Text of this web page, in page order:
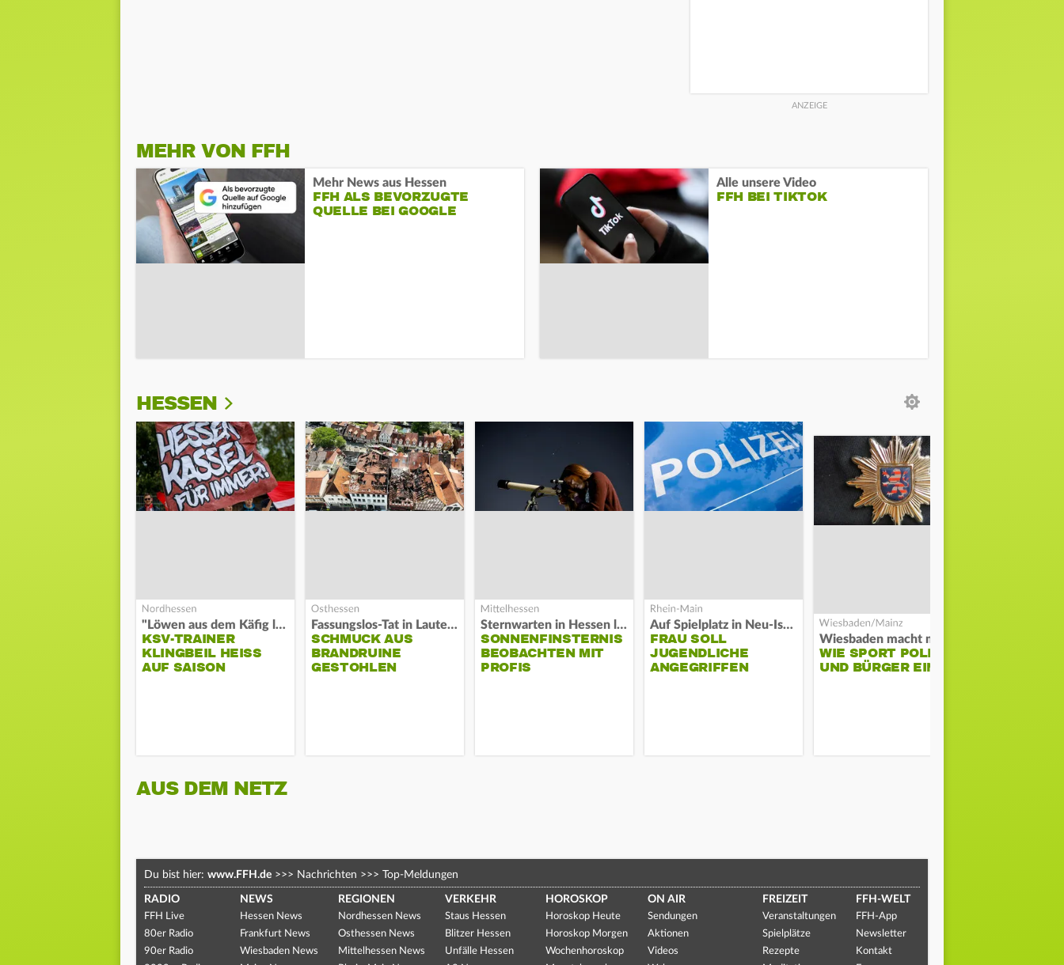
MEHR VON FFH
Mehr News aus Hessen
FFH ALS BEVORZUGTE
QUELLE BEI GOOGLE
Alle unsere Video
FFH BEI TIKTOK
HESSEN
"Löwen aus dem Käfig lassen"
KSV-TRAINER
KLINGBEIL HEISS A
UF SAISON
Fassungslos-Tat in Lauterbach
SCHMUCK AUS
BRANDRUINE
GESTOHLEN
Sternwarten in Hessen laden ein
SONNENFINSTERNIS
BEOBACHTEN MIT
PROFIS
Auf Spielplatz in Neu-Isenburg
FRAU SOLL
JUGENDLICHE
ANGEGRIFFEN
Wiesbaden macht mobil
WIE SPORT POLIZEI
UND BÜRGER EINT
AUS DEM NETZ
Du bist hier: www.FFH.de >>> Nachrichten >>> Top-Meldungen
RADIO
FFH Live
80er Radio
90er Radio
NEWS
Hessen News
Frankfurt News
Wiesbaden News
REGIONEN
Nordhessen News
Osthessen News
Mittelhessen News
VERKEHR
Staus Hessen
Blitzer Hessen
Unfälle Hessen
HOROSKOP
Horoskop Heute
Horoskop Morgen
Wochenhoroskop
ON AIR
Sendungen
Aktionen
Videos
FREIZEIT
Veranstaltungen
Spielplätze
Rezepte
FFH-WELT
FFH-App
Newsletter
Kontakt